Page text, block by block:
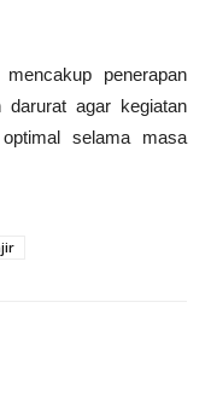
penerapan
darurat agar kegiatan
selama masa